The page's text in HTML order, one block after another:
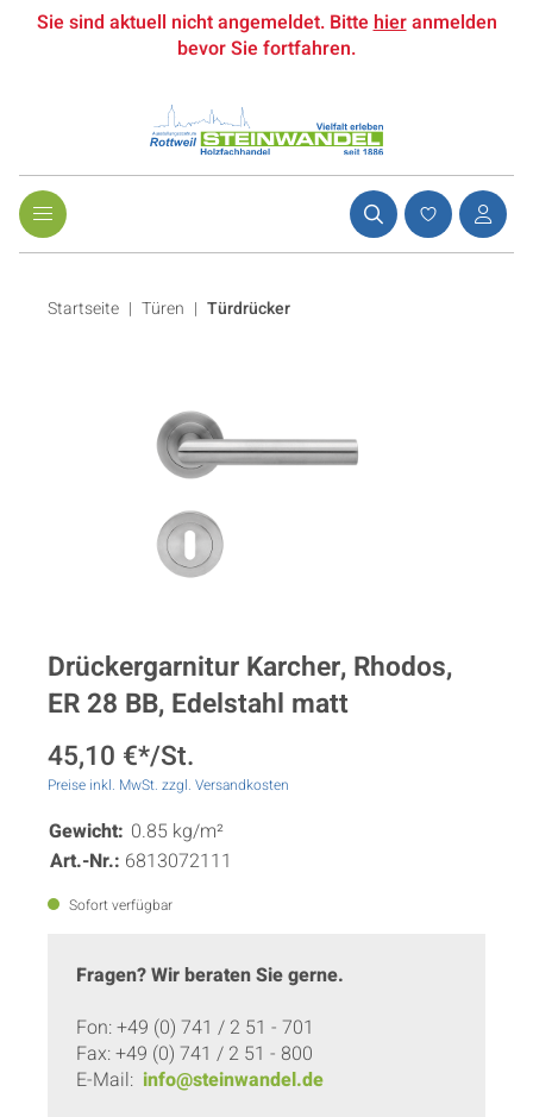
Sie sind aktuell nicht angemeldet. Bittehieranmelden
bevor Sie fortfahren.
Startseite Türen | Türdrücker
Drückergarnitur Karcher, Rhodos,
ER 28 BB, Edelstahl matt
45,10 €*/St.
Preise inkl. MwSt. zzgl. Versandkosten
Gewicht: 0.85 kg/m²
Art.-Nr.: 6813072111
Sofort verfügbar
Fragen? Wir beraten Sie gerne.
Fon: +49 (0) 741 / 2 51 - 701
Fax: +49 (0) 741 / 2 51 - 800
E-Mail: info@steinwandel.de